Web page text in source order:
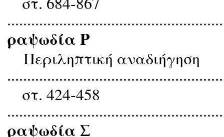
ραψωδία Ρ
Περιληπτική αναδιήγηση
στ. 424-458
ραψωδία Σ